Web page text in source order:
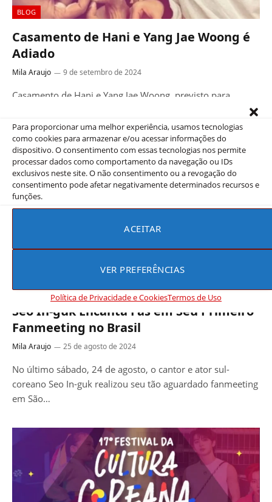
Para proporcionar uma melhor experiência, usamos tecnologias
como cookies para armazenar e/ou acessar informações do
dispositivo. O consentimento com essas tecnologias nos permite
processar dados como comportamento da navegação ou IDs
exclusivos neste site. O não consentimento ou a revogação do
consentimento pode afetar negativamente determinados recursos e
funções.
ACEITAR
VER PREFERÊNCIAS
Política de Privacidade e CookiesTermos de Uso
BLOG
Casamento de Hani e Yang Jae Woong é
Adiado
Mila Araujo 9 de setembro de 2024
Casamento de Hani e Yang Jae Woong, previsto para
integrante do grupo…
Seo In-guk Encanta Fãs em Seu Primeiro
Fanmeeting no Brasil
Mila Araujo 25 de agosto de 2024
No último sábado, 24 de agosto, o cantor e ator sul-
coreano Seo In-guk realizou seu tão aguardado fanmeeting
em São…